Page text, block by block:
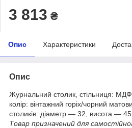
3 813 ₴
Опис Характеристики
Опис
Журнальний столик, стільниця:
колір: вінтажний горіх/чорний
столиків: діаметр — 32, висота — 45
Товар призначений для